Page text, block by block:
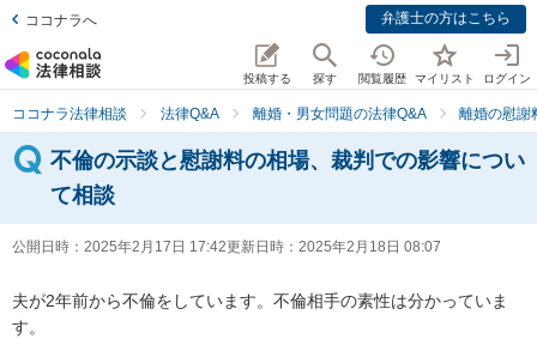
ココナラへ 弁護士の方はこちら
投稿する 探す 閲覧履歴 マイリスト ログイン
ココナラ法律相談 法律Q&A 離婚・男女問題の法律Q&A 離婚の慰謝
不倫の示談と慰謝料の相場、裁判での影響につい
て相談
公開日時： 2025年2月17日 17:42更新日時： 2025年2月18日 08:07
夫が2年前から不倫をしています。不倫相手の素性は分かっていま
す。